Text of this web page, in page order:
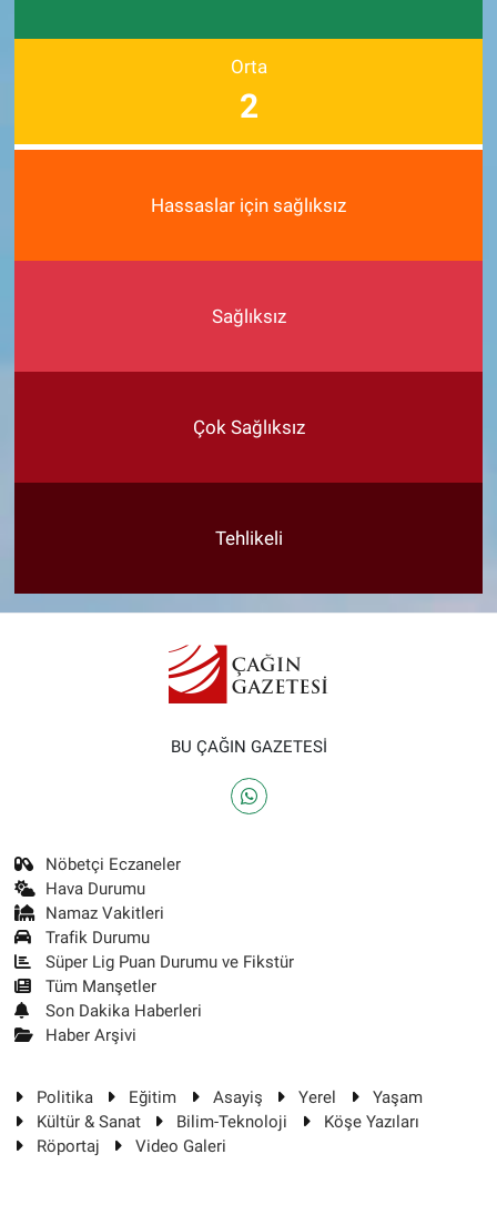
Orta
2
Hassaslar için sağlıksız
Sağlıksız
Çok Sağlıksız
Tehlikeli
BU ÇAĞIN GAZETESİ
Nöbetçi Eczaneler
Hava Durumu
Namaz Vakitleri
Trafik Durumu
Süper Lig Puan Durumu ve Fikstür
Tüm Manşetler
Son Dakika Haberleri
Haber Arşivi
Politika Eğitim Asayiş Yerel
Yaşam
Kültür & Sanat
Bilim-Teknoloji
Köşe Yazıları
Röportaj
Video Galeri